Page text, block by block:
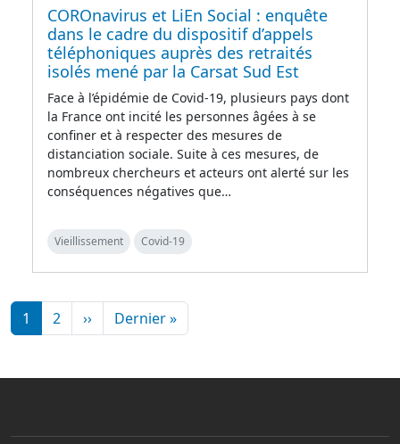
COROnavirus et LiEn Social : enquête
dans le cadre du dispositif d’appels
téléphoniques auprès des retraités
isolés mené par la Carsat Sud Est
Face à l’épidémie de Covid-19, plusieurs pays dont
la France ont incité les personnes âgées à se
confiner et à respecter des mesures de
distanciation sociale. Suite à ces mesures, de
nombreux chercheurs et acteurs ont alerté sur les
conséquences négatives que…
Vieillissement Covid-19
Pagination
1 2 ››Page suivante
Dernier »Dernière page